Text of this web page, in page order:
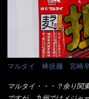
て、激安だったとだけ申
ハイ、約15分ほど茹で上
ので少し柔らかく・・・
＜細い＞です。 どちら
てこれを、どの様に食べ
八王子ラーメン風月見つ
ラーメン丼に、冷水を軽
汁つゆと長葱に山葵です
ゃないか！？ ハイ、山
かつ屋のキャベツと比べ
メイン（主流は1,000超
れ程では安い訳でも無い
なメニューのなかで、リ
が＜カツカレー＞だ！
が・・・今も変わらない
ウンター中からOH～と
マルタイ 棒状麺 宮崎辛
マルタイ・・・？余り関